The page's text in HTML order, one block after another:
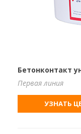
Бетонконтакт
Первая линия
УЗНАТЬ